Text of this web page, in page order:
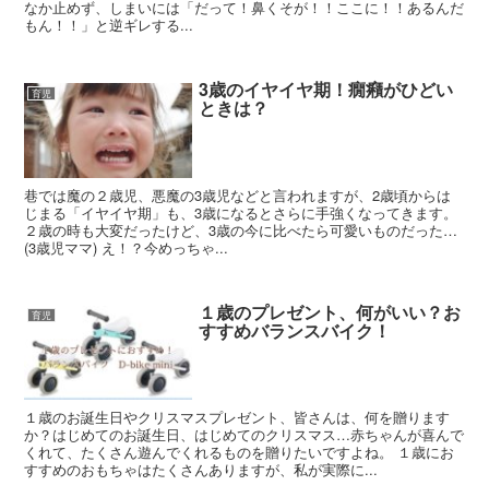
なか止めず、しまいには「だって！鼻くそが！！ここに！！あるんだ
もん！！」と逆ギレする...
育児 3歳のイヤイヤ期！癇癪がひどい
ときは？
巷では魔の２歳児、悪魔の3歳児などと言われますが、2歳頃からは
じまる「イヤイヤ期」も、3歳になるとさらに手強くなってきます。
２歳の時も大変だったけど、3歳の今に比べたら可愛いものだった…
(3歳児ママ) え！？今めっちゃ...
育児 １歳のプレゼント、何がいい？お
すすめバランスバイク！
１歳のお誕生日やクリスマスプレゼント、皆さんは、何を贈ります
か？はじめてのお誕生日、はじめてのクリスマス…赤ちゃんが喜んで
くれて、たくさん遊んでくれるものを贈りたいですよね。 １歳にお
すすめのおもちゃはたくさんありますが、私が実際に...